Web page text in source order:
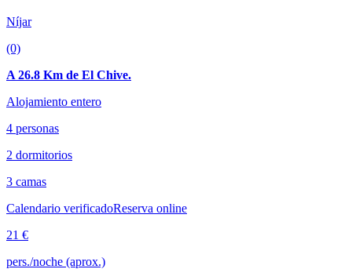
Níjar
(0)
A 26.8 Km de El Chive.
Alojamiento entero
4 personas
2 dormitorios
3 camas
Calendario verificadoReserva online
21 €
pers./noche (aprox.)